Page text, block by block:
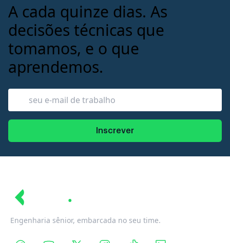
A cada quinze dias. As
decisões técnicas que
tomamos, e o que
aprendemos.
Inscrever
Revin
Engenharia sênior, embarcada no seu time.